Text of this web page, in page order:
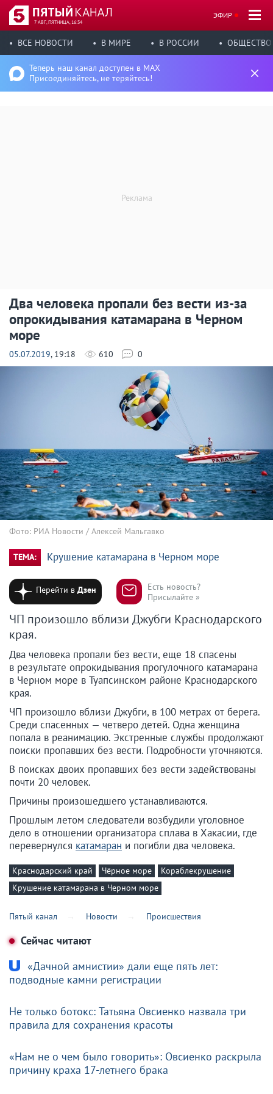
7 АВГ, ПЯТНИЦА, 16:34
ЭФИР
ВСЕ НОВОСТИ В МИРЕ В РОССИИ ОБЩЕСТВО
Теперь наш канал доступен в MAX
Присоединяйтесь, не теряйтесь!
Два человека пропали без вести из-за
опрокидывания катамарана в Черном
море
05.07.2019, 19:18 610 0
Фото: РИА Новости / Алексей Мальгавко
ТЕМА: Крушение катамарана в Черном море
Перейти вДзен
Есть новость?
Присылайте »
ЧП произошло вблизи Джубги Краснодарского
края.
Два человека пропали без вести, еще 18 спасены
в результате опрокидывания прогулочного катамарана
в Черном море в Туапсинском районе Краснодарского
края.
ЧП произошло вблизи Джубги, в 100 метрах от берега.
Среди спасенных — четверо детей. Одна женщина
попала в реанимацию. Экстренные службы продолжают
поиски пропавших без вести. Подробности уточняются.
В поисках двоих пропавших без вести задействованы
почти 20 человек.
Причины произошедшего устанавливаются.
Прошлым летом следователи возбудили уголовное
дело в отношении организатора сплава в Хакасии, где
перевернулся катамаран и погибли два человека.
Краснодарский край Чёрное море
Кораблекрушение
Крушение катамарана в Черном море
Пятый канал Новости Происшествия
Сейчас читают
«Дачной амнистии» дали еще пять лет:
подводные камни регистрации
Не только ботокс: Татьяна Овсиенко назвала три
правила для сохранения красоты
«Нам не о чем было говорить»: Овсиенко раскрыла
причину краха 17-летнего брака